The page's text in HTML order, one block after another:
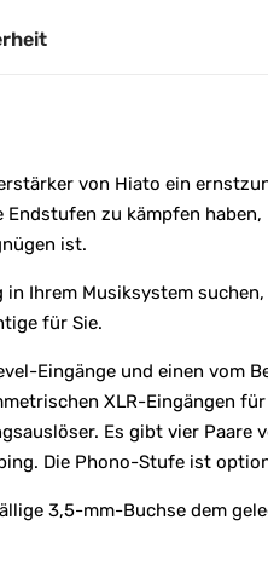
von Hiato ein
zu kämpfen
ist.
Ihrem Musiksystem
für Sie.
Eingänge und einen
XLR-Eingängen
Es gibt vier
Die Phono-Stufe ist
3,5-mm-Buchse dem